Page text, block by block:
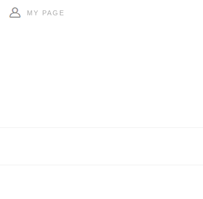
MY PAGE